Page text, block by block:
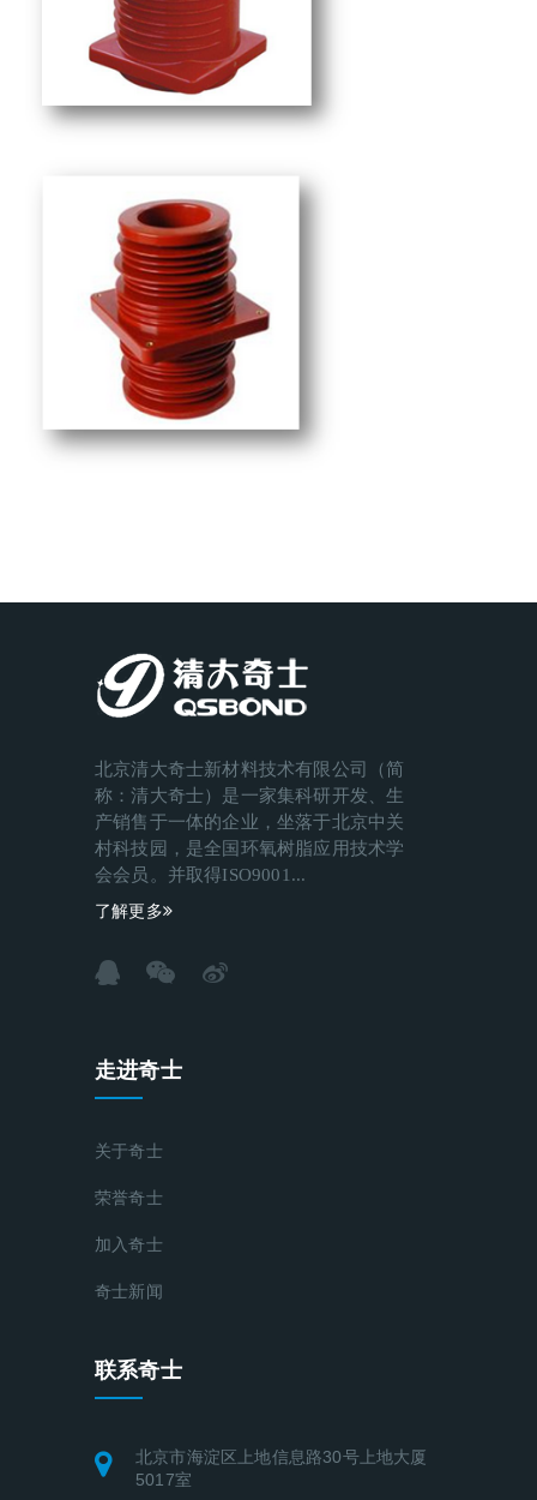
北京清大奇士新材料技术有限公司（简
称：清大奇士）是一家集科研开发、生
产销售于一体的企业，坐落于北京中关
村科技园，是全国环氧树脂应用技术学
会会员。并取得ISO9001...
了解更多
走进奇士
关于奇士
荣誉奇士
加入奇士
奇士新闻
联系奇士
北京市海淀区上地信息路30号上地大厦
5017室